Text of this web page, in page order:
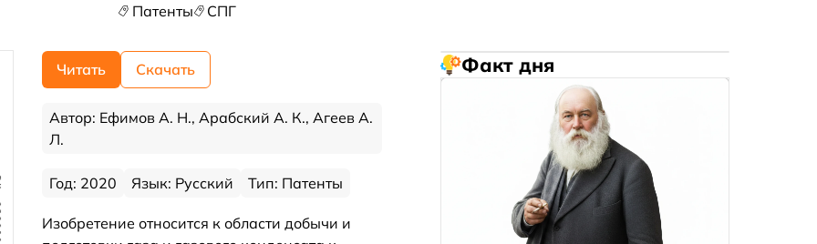
Патенты СПГ
Читать Скачать
Автор: Ефимов А. Н., Арабский А. К., Агеев А.
Л.
Год: 2020 Язык: Русский Тип: Патенты
Изобретение относится к области добычи и
Факт дня